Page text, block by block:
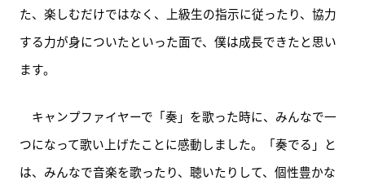
た、楽しむだけではなく、上級生の指示に従ったり、協力
する力が身についたといった面で、僕は成長できたと思い
ます。
キャンプファイヤーで「奏」を歌った時に、みんなで一
つになって歌い上げたことに感動しました。「奏でる」と
は、みんなで音楽を歌ったり、聴いたりして、個性豊かな